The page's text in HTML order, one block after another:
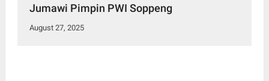
Jumawi Pimpin PWI Soppeng
August 27, 2025